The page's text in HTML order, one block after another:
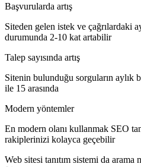
Başvurularda artış
Siteden gelen istek ve çağrılardaki
durumunda 2-10 kat artabilir
Talep sayısında artış
Sitenin bulunduğu sorguların aylık
ile 15 arasında
Modern yöntemler
En modern olanı kullanmak SEO
rakiplerinizi kolayca geçebilir
Web sitesi tanıtım sistemi da arama